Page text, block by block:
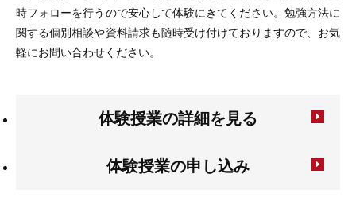
時フォローを行うので安心して体験にきてください。勉強方法に
関する個別相談や資料請求も随時受け付けておりますので、お気
軽にお問い合わせください。
体験授業の詳細を見る
体験授業の申し込み